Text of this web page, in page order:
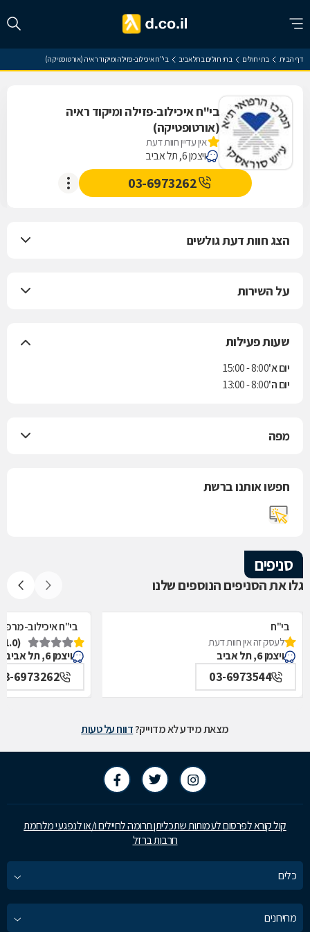
דף הבית בתי חולים בתי חולים בתל אביב בי"ח איכילוב-פזילה ומיקוד ראיה (אורטופטיקה)
בי"ח איכילוב-פזילה ומיקוד ראיה
(אורטופטיקה)
אין עדיין חוות דעת
ויצמן 6, תל אביב
03-6973262
הצג חוות דעת גולשים
על השירות
שעות פעילות
יום א'8:00 - 15:00
יום ה'8:00 - 13:00
מפה
חפשו אותנו ברשת
סניפים
גלו את הסניפים הנוספים שלנו
בי"ח
איכילוב-אף,אוזן,גרון,ניתוחי-ראש,צוואר,פה,לסתות-מערך,
תל אביב
לעסק זה אין חוות דעת
ויצמן 6, תל אביב
03-6973544
בי"ח איכילוב-
תל אביב
(1.0)
ויצמן 6, תל אביב
6973262
מצאת מידע לא מדוייק?דווח על טעות
קול קורא לפרסום לעמותות שתכליתן תרומה לחיילים ו/או לנפגעי מלחמת
חרבות ברזל
כלים
מחירונים